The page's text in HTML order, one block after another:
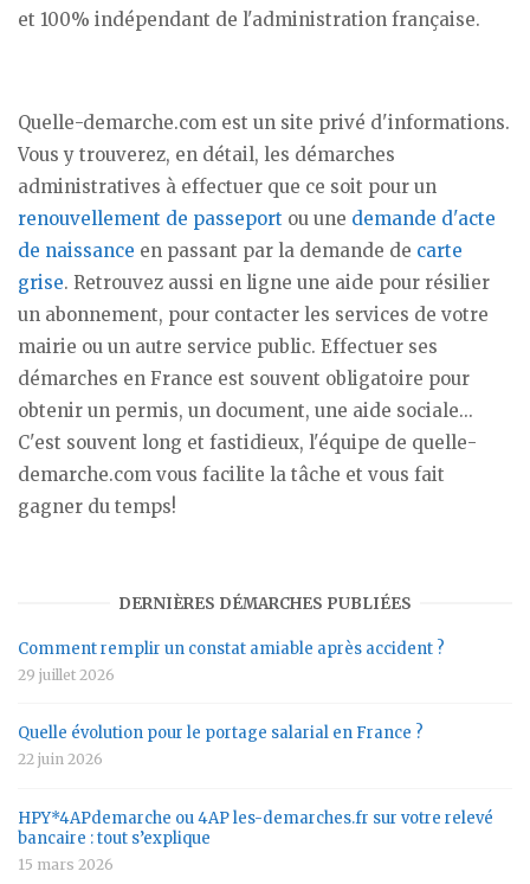
et 100% indépendant de l'administration française.
Quelle-demarche.com est un site privé d'informations.
Vous y trouverez, en détail, les démarches
administratives à effectuer que ce soit pour un
renouvellement de passeport ou une demande d'acte
de naissance en passant par la demande de carte
grise. Retrouvez aussi en ligne une aide pour résilier
un abonnement, pour contacter les services de votre
mairie ou un autre service public. Effectuer ses
démarches en France est souvent obligatoire pour
obtenir un permis, un document, une aide sociale...
C'est souvent long et fastidieux, l'équipe de quelle-
demarche.com vous facilite la tâche et vous fait
gagner du temps!
DERNIÈRES DÉMARCHES PUBLIÉES
Comment remplir un constat amiable après accident ?
29 juillet 2026
Quelle évolution pour le portage salarial en France ?
22 juin 2026
HPY*4APdemarche ou 4AP les-demarches.fr sur votre relevé
bancaire : tout s’explique
15 mars 2026